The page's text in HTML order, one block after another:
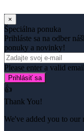
×
Špeciálna ponuka
Prihláste sa na odber
ponuky a novinky!
Please enter a valid
Prihlásiť sa
👍
Thank You!
We've added you to our